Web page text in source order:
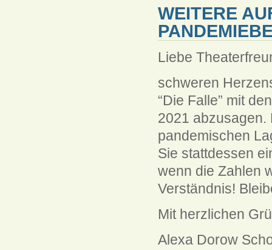
WEITERE
Liebe
schweren
“Die Falle” mit
2021 abzusagen.
pandemischen
Sie stattdessen
wenn die Zahlen
Verständnis!
Mit herzlichen
Alexa Dorow